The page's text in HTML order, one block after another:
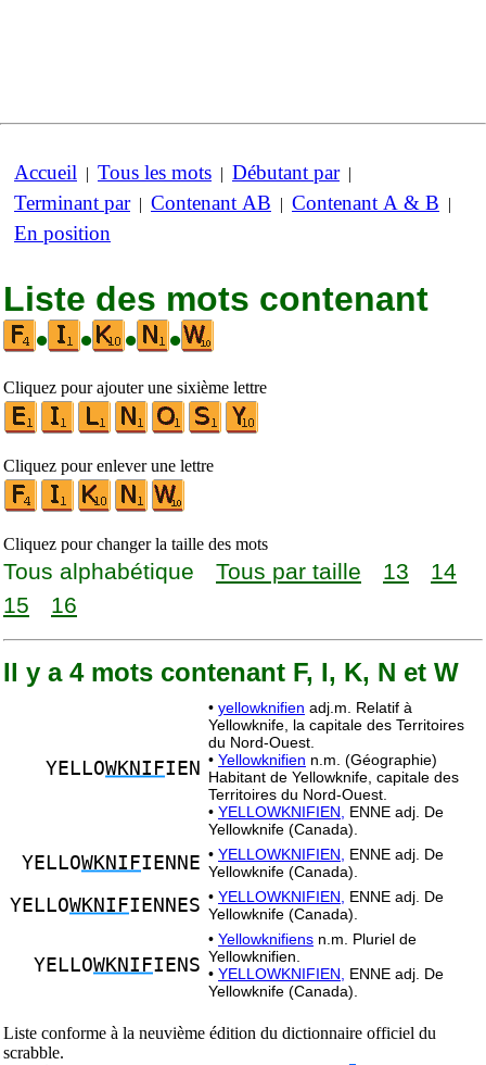
Accueil | Tous les mots | Débutant par|
Terminant par| Contenant AB | Contenant A & B |
En position
Liste des mots contenant
•
• • •
Cliquez pour ajouter une sixième lettre
Cliquez pour enlever une lettre
Cliquez pour changer la taille des mots
Tous alphabétique Tous par taille 13
14
15
16
Il y a 4 mots contenant F, I, K, N et W
YELLOWKNIFIEN
• yellowknifien adj.m. Relatif à
Yellowknife, la capitale des Territoires
du Nord-Ouest.
• Yellowknifien n.m. (Géographie)
Habitant de Yellowknife, capitale des
Territoires du Nord-Ouest.
• YELLOWKNIFIEN,
ENNE adj. De
Yellowknife (Canada).
YELLOWKNIFIENNE • YELLOWKNIFIEN,
ENNE adj. De
Yellowknife (Canada).
YELLOWKNIFIENNES • YELLOWKNIFIEN,
ENNE adj. De
Yellowknife (Canada).
YELLOWKNIFIENS
• Yellowknifiens n.m. Pluriel de
Yellowknifien.
• YELLOWKNIFIEN,
ENNE adj. De
Yellowknife (Canada).
Liste conforme à la neuvième édition du dictionnaire officiel du
scrabble.